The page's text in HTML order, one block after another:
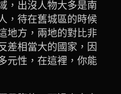
，出沒人物大多是南
，待在舊城區的時候
地方，兩地的對比非
差相當大的國家，因
元性，在這裡，你能